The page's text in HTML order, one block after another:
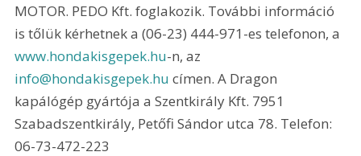
MOTOR. PEDO Kft. foglakozik. További információ
is tőlük kérhetnek a (06-23) 444-971-es telefonon, a
www.hondakisgepek.hu-n, az
info@hondakisgepek.hu címen. A Dragon
kapálógép gyártója a Szentkirály Kft. 7951
Szabadszentkirály, Petőfi Sándor utca 78. Telefon:
06-73-472-223